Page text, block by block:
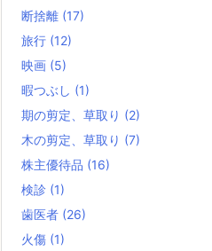
断捨離 (17)
旅行 (12)
映画 (5)
暇つぶし (1)
期の剪定、草取り (2)
木の剪定、草取り (7)
株主優待品 (16)
検診 (1)
歯医者 (26)
火傷 (1)